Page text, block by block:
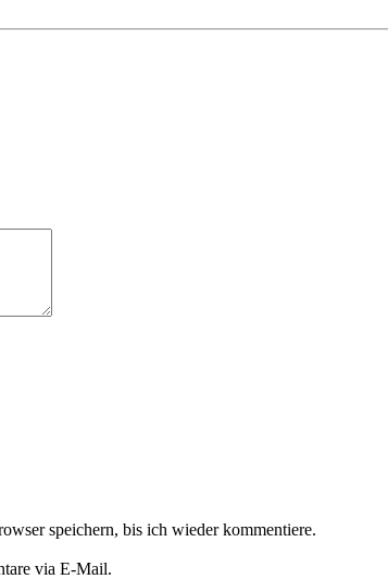
speichern, bis ich wieder kommentiere.
via E-Mail.